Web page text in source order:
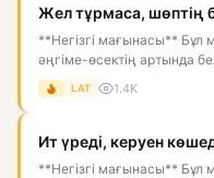
Жел тұрмаса, шөптің
**Негізгі мағынасы** Бұл
әңгіме-өсектің артында
LAT 1.4K
Ит үреді, керуен
**Негізгі мағынасы** Бұл